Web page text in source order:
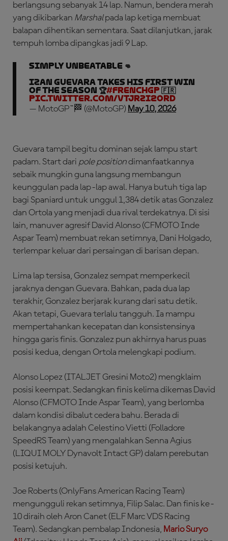
berlangsung sebanyak 14 lap. Namun, bendera merah
yang dikibarkan Marshalpada lap ketiga membuat
balapan dihentikan sementara. Saat dilanjutkan, jarak
tempuh lomba dipangkas jadi 9 Lap.
Simply UNBEATABLE 👊
Izan Guevara takes his first win
of the season 🏆#FrenchGP 🇫🇷
pic.twitter.com/VTjrZI2oRd
— MotoGP™🏁 (@MotoGP) May 10, 2026
Guevara tampil begitu dominan sejak lampu start
padam. Start dari pole positiondimanfaatkannya
sebaik mungkin guna langsung membangun
keunggulan pada lap-lap awal. Hanya butuh tiga lap
bagi Spaniard untuk unggul 1,384 detik atas Gonzalez
dan Ortola yang menjadi dua rival terdekatnya. Di sisi
lain, manuver agresif David Alonso (CFMOTO Inde
Aspar Team) membuat rekan setimnya, Dani Holgado,
terlempar keluar dari persaingan di barisan depan.
Lima lap tersisa, Gonzalez sempat memperkecil
jaraknya dengan Guevara. Bahkan, pada dua lap
terakhir, Gonzalez berjarak kurang dari satu detik.
Akan tetapi, Guevara terlalu tangguh. Ia mampu
mempertahankan kecepatan dan konsistensinya
hingga garis finis. Gonzalez pun akhirnya harus puas
posisi kedua, dengan Ortola melengkapi podium.
Alonso Lopez (ITALJET Gresini Moto2) mengklaim
posisi keempat. Sedangkan finis kelima dikemas David
Alonso (CFMOTO Inde Aspar Team), yang berlomba
dalam kondisi dibalut cedera bahu. Berada di
belakangnya adalah Celestino Vietti (Folladore
SpeedRS Team) yang mengalahkan Senna Agius
(LIQUI MOLY Dynavolt Intact GP) dalam perebutan
posisi ketujuh.
Joe Roberts (OnlyFans American Racing Team)
mengungguli rekan setimnya, Filip Salac. Dan finis ke-
10 diraih oleh Aron Canet (ELF Marc VDS Racing
Team). Sedangkan pembalap Indonesia, Mario Suryo